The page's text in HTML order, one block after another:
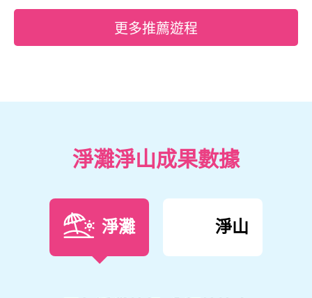
更多推薦遊程
淨灘淨山成果數據
淨灘 淨山